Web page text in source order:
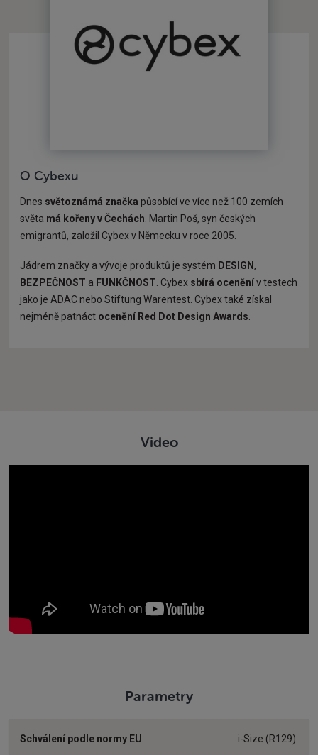
O Cybexu
Dnes světoznámá značka působící ve více než 100 zemích
světa má kořeny v Čechách . Martin Poš, syn českých
emigrantů, založil Cybex v Německu v roce 2005.
Jádrem značky a vývoje produktů je systém DESIGN,
BEZPEČNOST a FUNKČNOST . Cybex sbírá oceněnív testech
jako je ADAC nebo Stiftung Warentest. Cybex také získal
nejméně patnáct ocenění Red Dot Design Awards
Video
Parametry
Schválení podle normy EU i-Size (R129)